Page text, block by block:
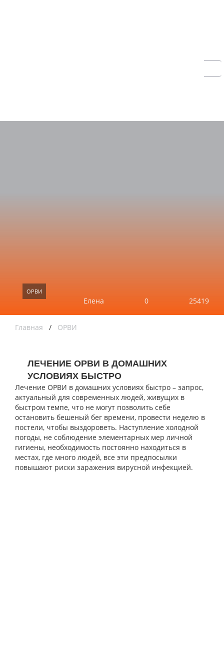
ОРВИ
25419
0
Елена
Главная / ОРВИ
ЛЕЧЕНИЕ ОРВИ В ДОМАШНИХ
УСЛОВИЯХ БЫСТРО
Лечение ОРВИ в домашних условиях быстро – запрос,
актуальный для современных людей, живущих в
быстром темпе, что не могут позволить себе
остановить бешеный бег времени, провести неделю в
постели, чтобы выздороветь. Наступление холодной
погоды, не соблюдение элементарных мер личной
гигиены, необходимость постоянно находиться в
местах, где много людей, все эти предпосылки
повышают риски заражения вирусной инфекцией.